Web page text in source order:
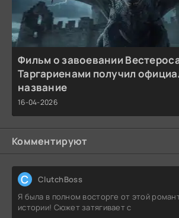
Фильм о завоевании
Таргариенами получил
название
16-04-2026
Комментируют
C ClutchBoss
Я была в полном восторге от этой
истории! Сюжет затягивает с